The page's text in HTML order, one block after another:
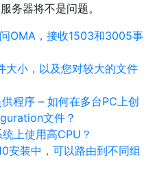
务器将不是问题。
OMA，接收1503和3005事
大小，以及您对较大的文件
程序 – 如何在多台PC上创
文件？
上使用高CPU？
安装中，可以路由到不同组